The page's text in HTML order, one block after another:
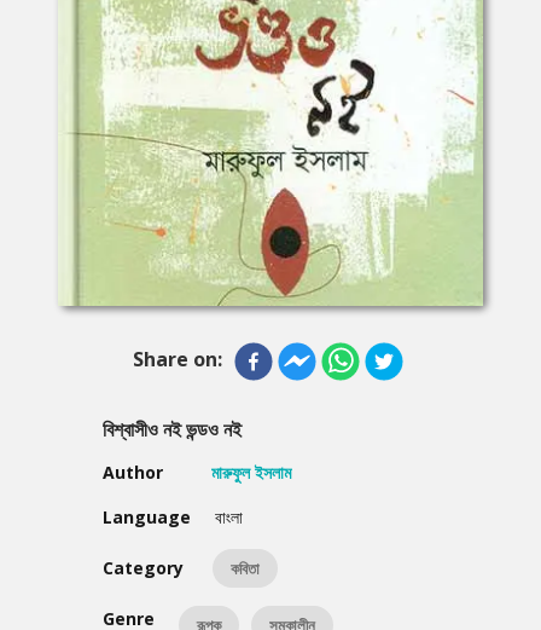
Share on:
বিশ্বাসীও নই ভন্ডও নই
Author
মারুফুল ইসলাম
Language
বাংলা
Category কবিতা
Genre রূপক সমকালীন